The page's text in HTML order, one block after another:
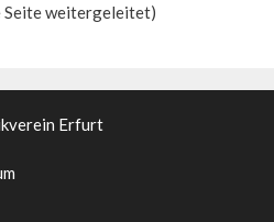
Seite weitergeleitet)
Erfurt